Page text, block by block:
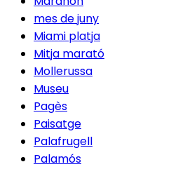
mes de juny
Miami platja
Mitja marató
Mollerussa
Museu
Pagès
Paisatge
Palafrugell
Palamós